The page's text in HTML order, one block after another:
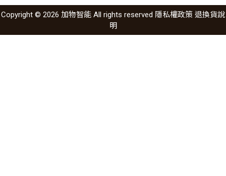
Copyright © 2026 加物智能 All rights reserved 隱私權政策 退換貨說
明